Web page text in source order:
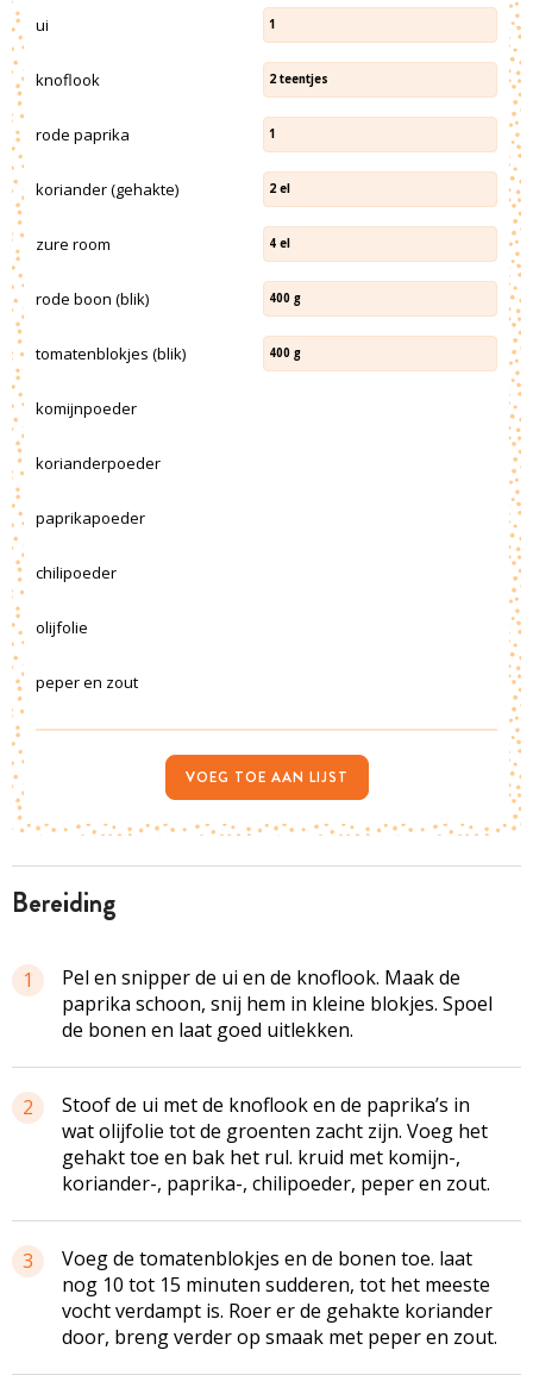
bereiding
1
Pel en snipper de ui en de knoflook. Maak de
paprika schoon, snij hem in kleine blokjes. Spoel
de bonen en laat goed uitlekken.
2
Stoof de ui met de knoflook en de paprika’s in
wat olijfolie tot de groenten zacht zijn. Voeg het
gehakt toe en bak het rul. kruid met komijn-,
koriander-, paprika-, chilipoeder, peper en zout.
3
Voeg de tomatenblokjes en de bonen toe. laat
nog 10 tot 15 minuten sudderen, tot het meeste
vocht verdampt is. Roer er de gehakte koriander
door, breng verder op smaak met peper en zout.
ui 1
knoflook 2 teentjes
rode paprika 1
koriander (gehakte) 2 el
zure room 4 el
rode boon (blik) 400 g
tomatenblokjes (blik) 400 g
komijnpoeder
korianderpoeder
paprikapoeder
chilipoeder
olijfolie
peper en zout
VOEG TOE AAN LIJST